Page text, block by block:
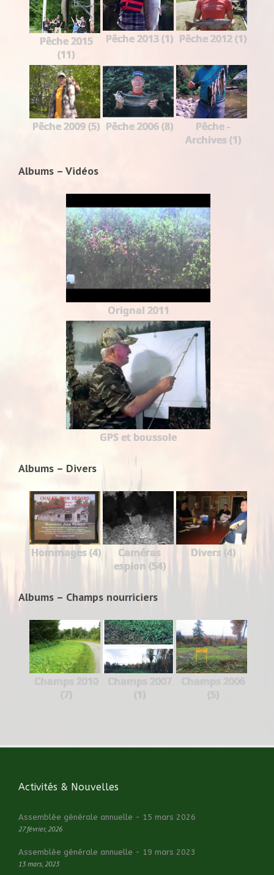
Pêche 2015
(11)
Pêche 2013 (1) Pêche 2012 (1)
Pêche 2009 (5) Pêche 2006 (8)
Pêche -
Archives (1)
Albums – Vidéos
Orignal 2011
GPS et boussole
Albums – Divers
Hommages (4)
Caméras
espion (54)
Divers (4)
Albums – Champs nourriciers
Champs 2010
(7)
Champs 2007
(1)
Champs 2006
(5)
Activités & Nouvelles
Assemblée générale annuelle - 15 mars 2026
27 février, 2026
Assemblée générale annuelle - 19 mars 2023
13 mars, 2023